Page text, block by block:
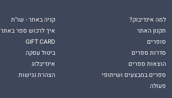
למה אינדיבוק?
תקנון האתר
סופרים
סדרות ספרים
הוצאות ספרים
ספרים במבצעים ושיתופי
פעולה
קניה באתר - שו"ת
איך לרכוש ספר באתר
GIFT CARD
ביטול עסקה
אינדיבלוג
הצהרת נגישות